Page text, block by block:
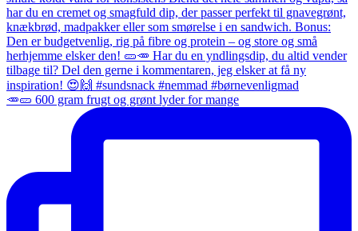
🥕🥒 600 gram frugt og grønt lyder for mange